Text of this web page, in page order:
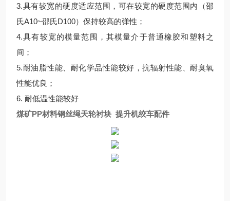
3.具有较宽的硬度适应范围，可在较宽的硬度范围内（邵
氏A10~邵氏D100）保持较高的弹性；
4.具有较宽的模量范围，其模量介于普通橡胶和塑料之
间；
5.耐油脂性能、耐化学品性能较好，抗辐射性能、耐臭氧
性能优良；
6. 耐低温性能较好
煤矿PP材料钢丝绳天轮衬块 提升机绞车配件